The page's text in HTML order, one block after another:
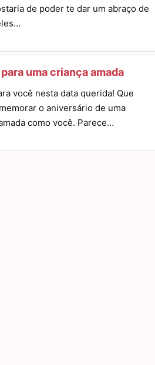
de poder te dar um abraço de
uma criança amada
você nesta data querida! Que
o aniversário de uma
como você. Parece…